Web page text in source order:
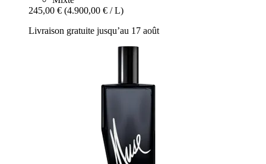
245,00 € (4.900,00 € / L)
Livraison gratuite jusqu’au 17 août